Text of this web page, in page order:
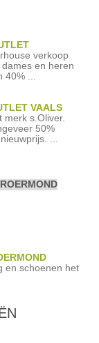
verkoop
en heren
...
VAALS
merk s.Oliver.
50%
...
en schoenen het